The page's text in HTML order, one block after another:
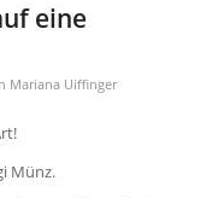
eine
Mariana Uiffinger
Münz.